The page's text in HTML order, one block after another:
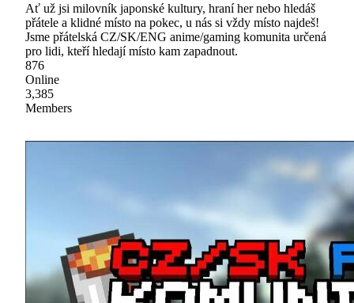
Ať už jsi milovník japonské kultury, hraní her nebo hledáš
přátele a klidné místo na pokec, u nás si vždy místo najdeš!
Jsme přátelská CZ/SK/ENG anime/gaming komunita určená
pro lidi, kteří hledají místo kam zapadnout.
876
Online
3,385
Members